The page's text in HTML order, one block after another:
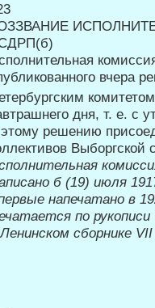
вчера
дня, т. е. с
решению
Выборгской
б (19) июля
по рукописи
сборнике VII